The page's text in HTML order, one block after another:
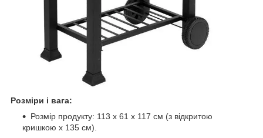
Розміри і вага:
Розмір продукту: 113 x 61 x 117 см (з відкритою
кришкою x 135 см).